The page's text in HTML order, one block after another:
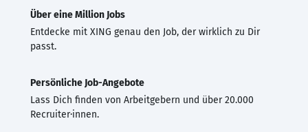
Über eine Million Jobs
Entdecke mit XING genau den Job, der wirklich zu Dir
passt.
Persönliche Job-Angebote
Lass Dich finden von Arbeitgebern und über 20.000
Recruiter·innen.